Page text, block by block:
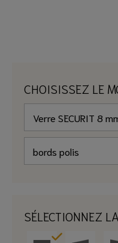
CHOISISSEZ LE
SÉLECTIONNEZ